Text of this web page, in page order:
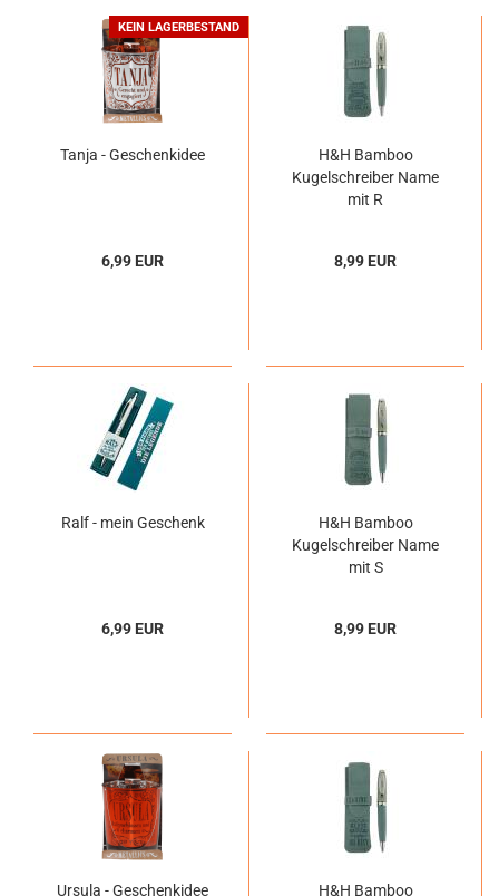
KEIN LAGERBESTAND
Tanja - Geschenkidee
6,99 EUR
H&H Bamboo
Kugelschreiber Name
mit R
8,99 EUR
Ralf - mein Geschenk
6,99 EUR
H&H Bamboo
Kugelschreiber Name
mit S
8,99 EUR
Ursula - Geschenkidee H&H Bamboo